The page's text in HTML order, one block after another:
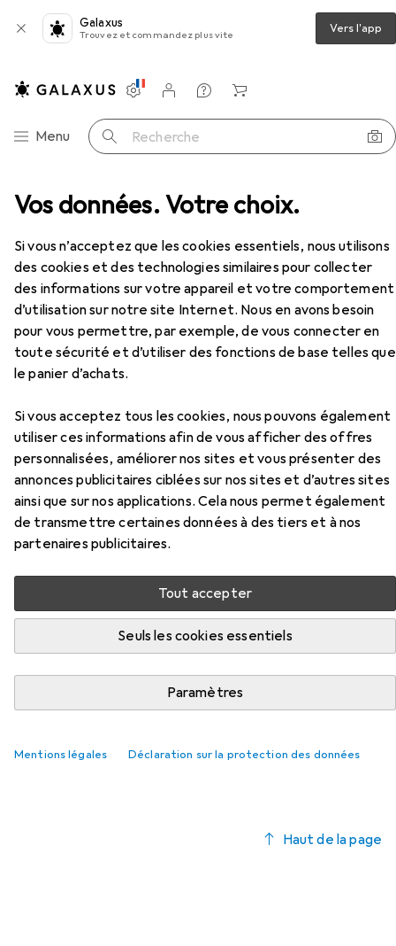
Vos données. Votre choix.
Si vous n’acceptez que les cookies essentiels, nous utilisons
des cookies et des technologies similaires pour collecter
des informations sur votre appareil et votre comportement
d’utilisation sur notre site Internet. Nous en avons besoin
pour vous permettre, par exemple, de vous connecter en
toute sécurité et d’utiliser des fonctions de base telles que
le panier d’achats.
Si vous acceptez tous les cookies, nous pouvons également
utiliser ces informations afin de vous afficher des offres
personnalisées, améliorer nos sites et vous présenter des
annonces publicitaires ciblées sur nos sites et d’autres sites
ainsi que sur nos applications. Cela nous permet également
de transmettre certaines données à des tiers et à nos
partenaires publicitaires.
Tout accepter
Seuls les cookies essentiels
Paramètres
Mentions légales Déclaration sur la protection des données
Galaxus
Trouvez et commandez plus vite Vers l'app
Navigation par catégorie
Menu Recherche
Paramètres
Compte client
Listes de comparaison
Listes d'envies
Panier
Support de plafond pour réseaux UVC-G3-FLEX
UbiquitiSupport de plafond pour
réseaux UVC-G3-FLEX
Kit de montage
Accessoires pour Ubiquiti
UVC-G3-FLEX
Ici, vous trouverez des accessoires compatibles avec le
produit Ubiquiti Support de plafond pour réseaux UVC-
G3-FLEX de la catégorie Caméra réseau.
Pertinence
Liste des produits
Caméra réseau
EUR
166,55
2688 x 1512 Pixels
Haut de la page